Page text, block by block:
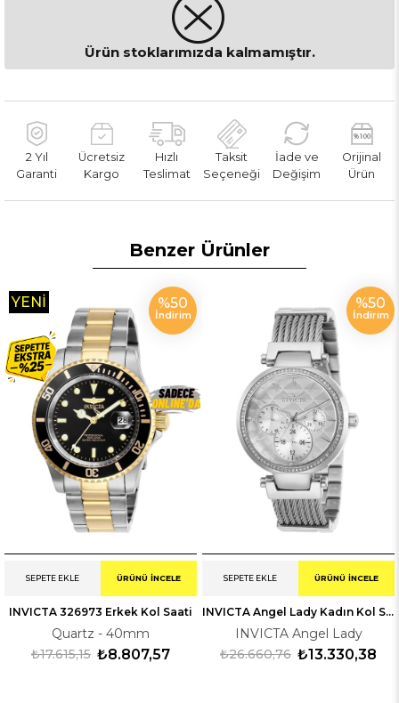
Ürün stoklarımızda kalmamıştır.
2 Yıl
Garanti
Ücretsiz
Kargo
Hızlı
Teslimat
Taksit
Seçeneği
İade ve
Değişim
Orijinal
Ürün
Benzer Ürünler
INVICTA 326973 Erkek Kol Saati
Quartz - 40mm
₺8.807,57
₺17.615,15
SEPETE EKLE ÜRÜNÜ İNCELE
%50
İndirim
YENI
INVICTA Angel Lady Kadın Kol Saati 228915
INVICTA Angel Lady
₺13.330,38
₺26.660,76
SEPETE EKLE ÜRÜNÜ İNCELE
%50
İndirim